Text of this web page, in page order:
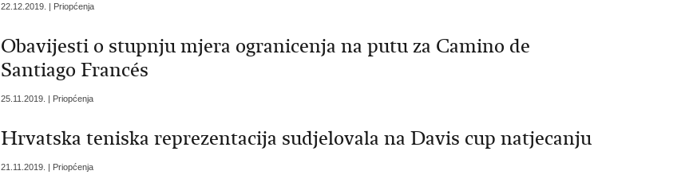
22.12.2019. | Priopćenja
Obavijesti o stupnju mjera ogranicenja na putu za Camino de
Santiago Francés
25.11.2019. | Priopćenja
Hrvatska teniska reprezentacija sudjelovala na Davis cup natjecanju
21.11.2019. | Priopćenja